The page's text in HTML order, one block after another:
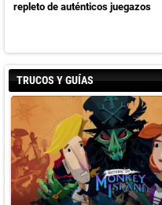
repleto de auténticos juegazos
TRUCOS Y GUÍAS